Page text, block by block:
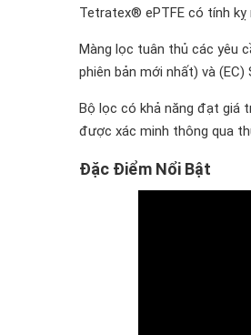
Tetratex® ePTFE có tính
Màng lọc tuân thủ các yêu
phiên bản mới nhất) và
Bộ lọc có khả năng đạt giá
được xác minh thông qua
Đặc Điểm Nổi Bật